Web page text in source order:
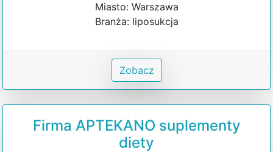
Miasto: Warszawa
Branża: liposukcja
Zobacz
Firma APTEKANO suplementy
diety